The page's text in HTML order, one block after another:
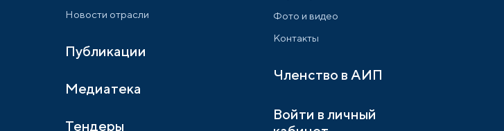
Новости отрасли
Публикации
Медиатека
Тендеры
Фото и видео
Контакты
Членство в АИП
Войти в личный